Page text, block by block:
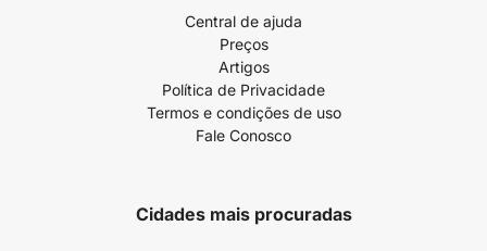
Central de ajuda
Preços
Artigos
Política de Privacidade
Termos e condições de uso
Fale Conosco
Cidades mais procuradas